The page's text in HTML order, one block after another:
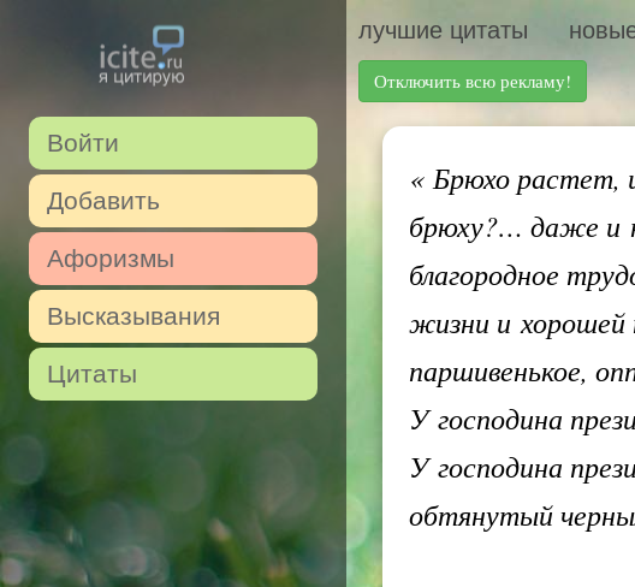
Войти
Добавить
Афоризмы
Высказывания
Цитаты
лучшие цитаты
Отключить всю рекламу!
«Брюхо растет,
брюху?… даже и
благородное
жизни и
паршивенькое,
У господина
У господина
обтянутый